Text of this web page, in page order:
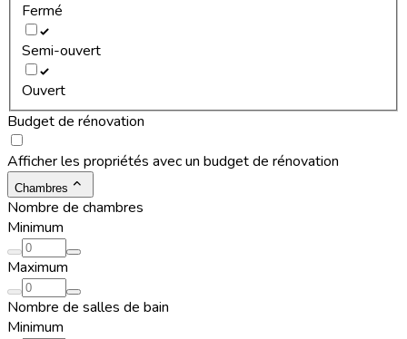
Fermé
Semi-ouvert
Ouvert
Budget de rénovation
Afficher les propriétés avec un budget de rénovation
Chambres
Nombre de chambres
Minimum
Maximum
Nombre de salles de bain
Minimum